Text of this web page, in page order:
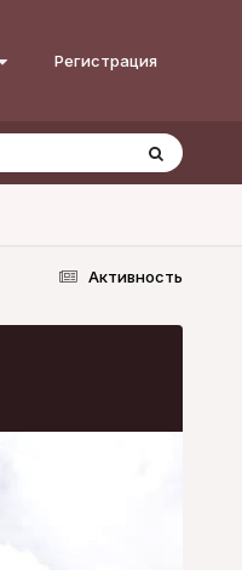
Регистрация
Активность